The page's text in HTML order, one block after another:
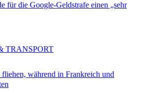
für die Google-Geldstrafe einen „sehr
während in Frankreich und
TRANSPORT